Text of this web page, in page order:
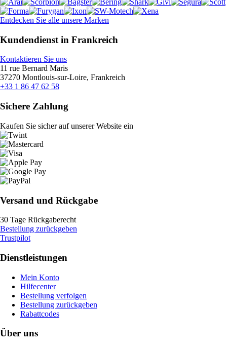
Entdecken Sie alle unsere Marken
Kundendienst in Frankreich
Kontaktieren Sie uns
11 rue Bernard Maris
37270 Montlouis-sur-Loire, Frankreich
+33 1 86 47 62 58
Sichere Zahlung
Kaufen Sie sicher auf unserer Website ein
Versand und Rückgabe
30 Tage Rückgaberecht
Bestellung zurückgeben
Trustpilot
Dienstleistungen
Mein Konto
Hilfecenter
Bestellung verfolgen
Bestellung zurückgeben
Rabattcodes
Über uns